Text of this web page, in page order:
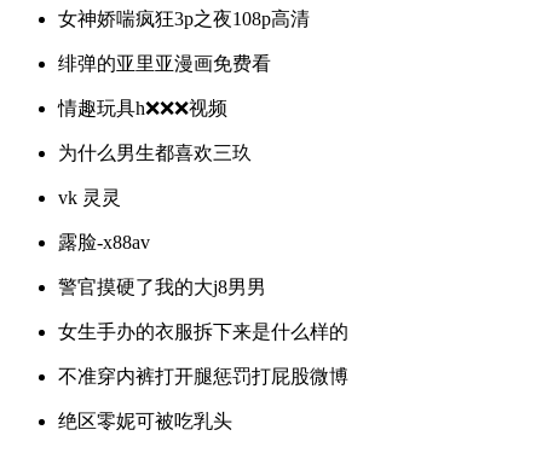
女神娇喘疯狂3p之夜108p高清
绯弹的亚里亚漫画免费看
情趣玩具h❌❌❌视频
为什么男生都喜欢三玖
vk 灵灵
露脸-x88av
警官摸硬了我的大j8男男
女生手办的衣服拆下来是什么样的
不准穿内裤打开腿惩罚打屁股微博
绝区零妮可被吃乳头